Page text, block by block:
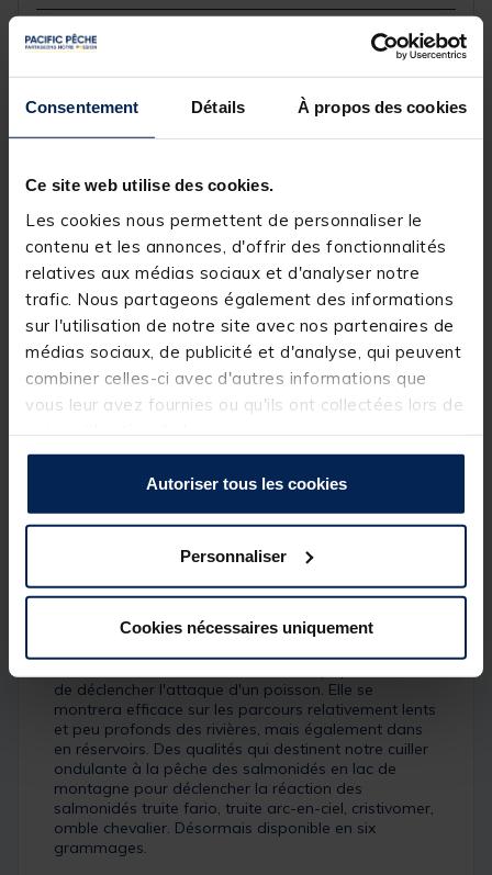
Consentement Détails À propos des cookies
Ce site web utilise des cookies.
Les cookies nous permettent de personnaliser le
contenu et les annonces, d'offrir des fonctionnalités
relatives aux médias sociaux et d'analyser notre
trafic. Nous partageons également des informations
sur l'utilisation de notre site avec nos partenaires de
médias sociaux, de publicité et d'analyse, qui peuvent
combiner celles-ci avec d'autres informations que
vous leur avez fournies ou qu'ils ont collectées lors de
Autoriser tous les cookies
Personnaliser
Cookies nécessaires uniquement
Description Spécifications
Description & détails
Description
Mis au point parIllex, leNative Spoonest unleurre
métalliquede typecuillère ondulantequi se
pêche de la
truite . La cuiller ondulante NATIVE SPOON possède
Lors de sa descente, elle oscille avec un effet de
l’attaque d’une truite postée contre une bordure ou
sous un obstacle immergé à condition que le leurre
soit présenté au plus près de ces structures. La
forme effilée et très légèrement galbée de la NATIVE
SPOON désigne ce modèle à un usage en moyenne
et grande rivière. Le choix du grammage sera
(grandes rivières ou lacs), de la profondeur à
de déclencher l'attaque d'un poisson. Elle se
montrera efficace sur les parcours relativement lents
et peu profonds des rivières, mais également dans
en réservoirs. Des qualités qui destinent notre cuiller
ondulante à la pêche des salmonidés en lac de
montagne pour déclencher la réaction des
salmonidés truite fario, truite arc-en-ciel, cristivomer,
omble chevalier. Désormais disponible en six
grammages.